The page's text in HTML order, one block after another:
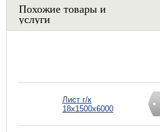
Похожие товары и
услуги
Лист г/к
18х1500х6000